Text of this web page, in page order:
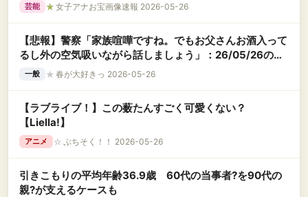
芸能 ★ 女子アナお宝画像速報 2026-05-26
【悲報】警察「家族喧嘩ですね。でもお父さんお酒入って
るし外の空気吸いながら話しましょう」：26/05/26のニ
ュース
一般 ★ 春が大好きっ 2026-05-26
【ラブライブ！】この薮たんすごく可愛くない？
【Liella!】
アニメ ☆ ぷちそく！！ 2026-05-26
引きこもりの平均年齢36.9歳 60代の当事者?を90代の
親?が支えるケースも